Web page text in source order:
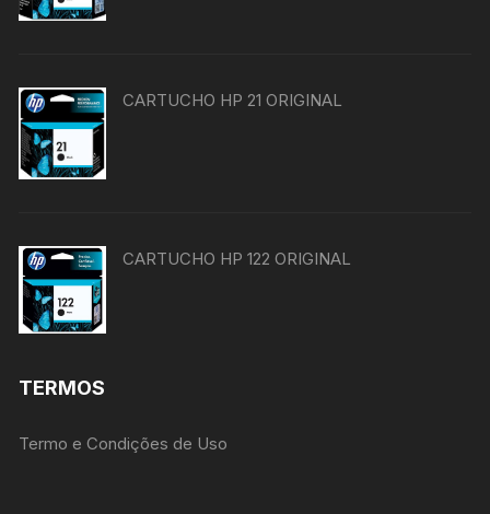
CARTUCHO HP 21 ORIGINAL
CARTUCHO HP 122 ORIGINAL
TERMOS
Termo e Condições de Uso